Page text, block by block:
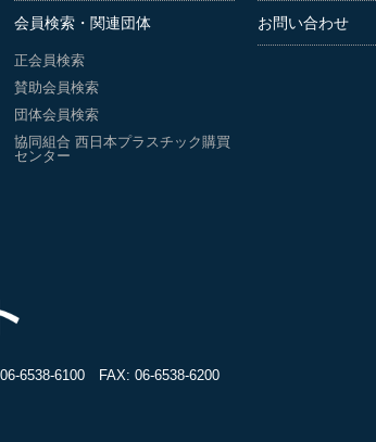
会員検索・関連団体
正会員検索
賛助会員検索
団体会員検索
協同組合 西日本プラスチック購買
センター
お問い合わせ
06-6538-6100 FAX: 06-6538-6200